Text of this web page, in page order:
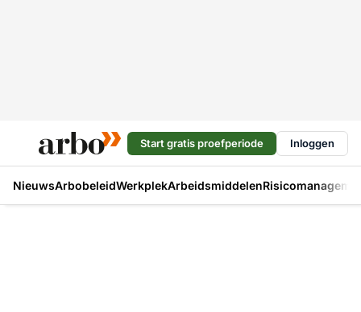
Start gratis proefperiode Inloggen
NieuwsArbobeleidWerkplekArbeidsmiddelen